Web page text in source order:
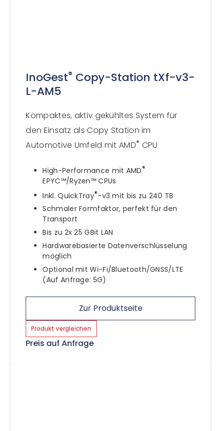
InoGest® Copy-Station tXf-v3-
L-AM5
Kompaktes, aktiv gekühltes System für
den Einsatz als Copy Station im
Automotive Umfeld mit AMD® CPU
High-Performance mit AMD®
EPYC™/Ryzen™ CPUs
Inkl. QuickTray®-v3 mit bis zu 240 TB
Schmaler Formfaktor, perfekt für den
Transport
Bis zu 2x 25 GBit LAN
Hardwarebasierte Datenverschlüsselung
möglich
Optional mit Wi-Fi/Bluetooth/GNSS/LTE
(Auf Anfrage: 5G)
Zur Produktseite
Produkt vergleichen
Preis auf Anfrage